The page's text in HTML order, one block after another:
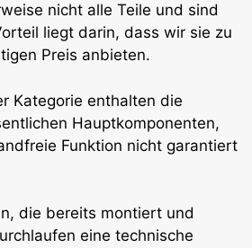
nicht alle Teile und sind
liegt darin, dass wir sie zu
Preis anbieten.
Kategorie enthalten die
Hauptkomponenten,
Funktion nicht garantiert
die bereits montiert und
eine technische